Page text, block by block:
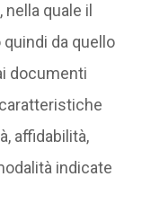
quale il
da quello
documenti
affidabilità,
indicate